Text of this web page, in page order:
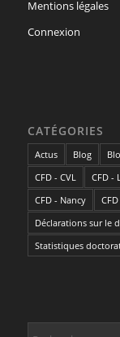
Mentions légales
Connexion
CATÉGORIES
Actus Blog
CFD - CVL
CFD -
CFD - Nancy
Déclarations sur le
Statistiques